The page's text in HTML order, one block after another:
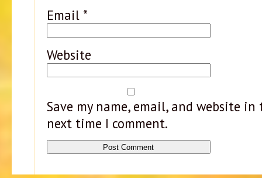
Email *
Website
Save my name, email, and website
next time I comment.